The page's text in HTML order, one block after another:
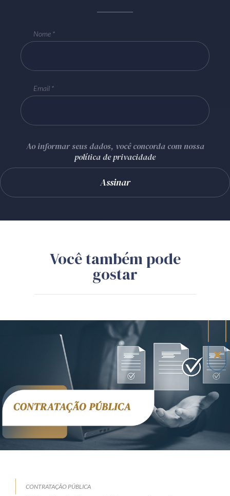
Nome
Email
Ao informar seus dados, você concorda com nossa
política de privacidade
Você também pode
gostar
CONTRATAÇÃO PÚBLICA